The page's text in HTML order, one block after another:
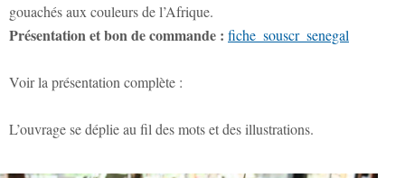
gouachés aux couleurs de l’Afrique.
Présentation et bon de commande : fiche_souscr_senegal
Voir la présentation complète :
L’ouvrage se déplie au fil des mots et des illustrations.